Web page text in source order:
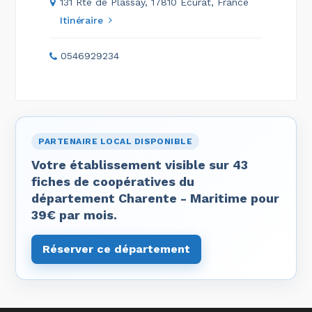
Itinéraire
0546929234
PARTENAIRE LOCAL DISPONIBLE
Votre établissement visible sur 43
fiches de coopératives du
département Charente - Maritime pour
39€ par mois.
Réserver ce département